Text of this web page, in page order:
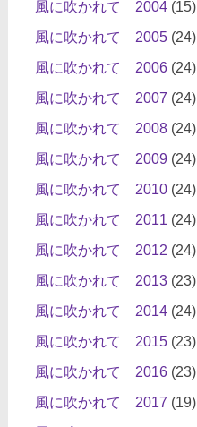
風に吹かれて 2004(15)
風に吹かれて 2005(24)
風に吹かれて 2006(24)
風に吹かれて 2007 (24)
風に吹かれて 2008(24)
風に吹かれて 2009(24)
風に吹かれて 2010(24)
風に吹かれて 2011 (24)
風に吹かれて 2012 (24)
風に吹かれて 2013(23)
風に吹かれて 2014(24)
風に吹かれて 2015(23)
風に吹かれて 2016(23)
風に吹かれて 2017 (19)